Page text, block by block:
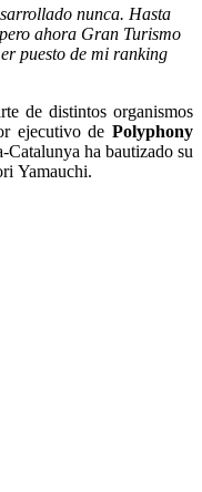
nunca. Hasta
ahora Gran Turismo
puesto de mi ranking
de distintos organismos
ejecutivo de Polyphony
ha bautizado su
Yamauchi.